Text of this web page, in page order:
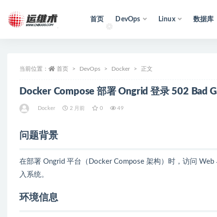
首页 DevOps Linux 数据库
当前位置： 首页 DevOps Docker 正文
Docker Compose 部署 Ongrid 登录 502 Bad
Docker 2 月前 0 49
问题背景
在部署 Ongrid 平台（Docker Compose 架构）时，访问
入系统。
环境信息